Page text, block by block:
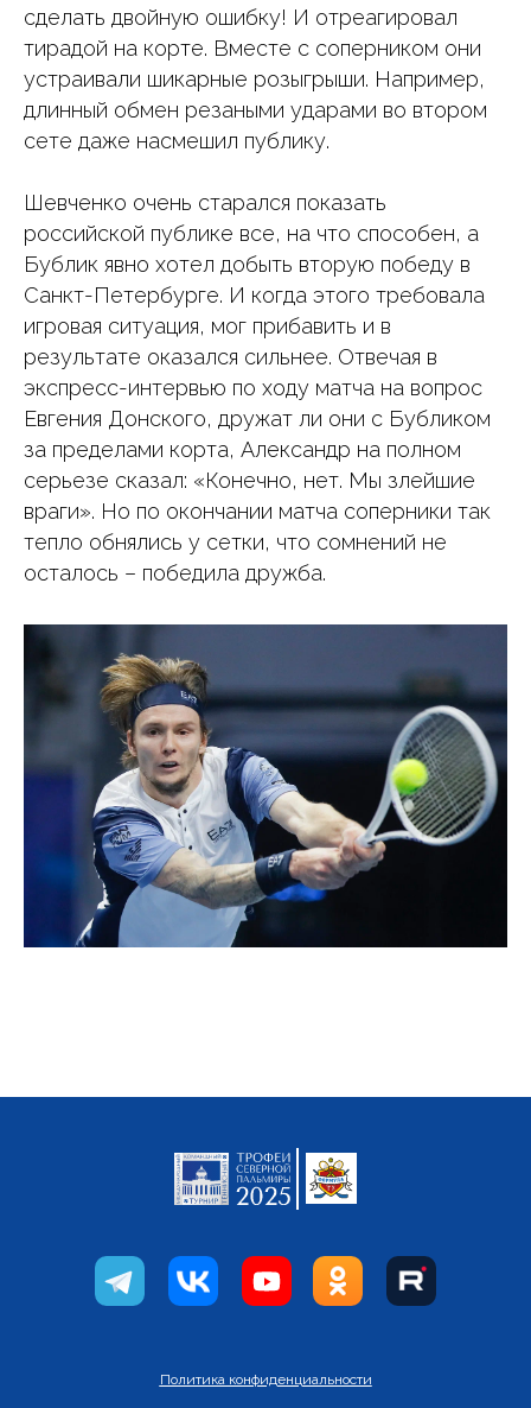
сделать двойную ошибку! И отреагировал
тирадой на корте. Вместе с соперником они
устраивали шикарные розыгрыши. Например,
длинный обмен резаными ударами во втором
сете даже насмешил публику.
Шевченко очень старался показать
российской публике все, на что способен, а
Бублик явно хотел добыть вторую победу в
Санкт-Петербурге. И когда этого требовала
игровая ситуация, мог прибавить и в
результате оказался сильнее. Отвечая в
экспресс-интервью по ходу матча на вопрос
Евгения Донского, дружат ли они с Бубликом
за пределами корта, Александр на полном
серьезе сказал: «Конечно, нет. Мы злейшие
враги». Но по окончании матча соперники так
тепло обнялись у сетки, что сомнений не
осталось – победила дружба.
Политика конфиденциальности